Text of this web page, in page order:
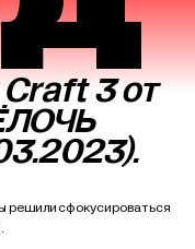
3 от
решили сфокусироваться